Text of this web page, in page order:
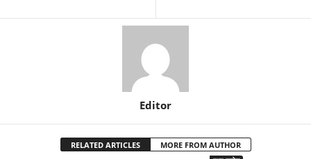
Editor
RELATED ARTICLES MORE FROM AUTHOR